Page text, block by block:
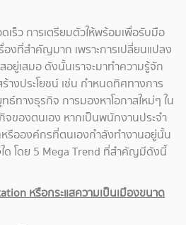
เร็ว การเตรียมตัวให้พร้อมเพื่อรับมือ
องที่สำคัญมาก เพราะการเปลี่ยนแปลง
ยู่เสมอ ดังนั้นเราจะมาทำความรู้จัก
างประโยชน์ เช่น กำหนดทิศทางการ
ทางธุรกิจ การมองหาโอกาสใหม่ๆ ใน
ของตนเอง หากเป็นพนักงานประจำ
รือองค์กรที่ตนเองกำลังทำงานอยู่นั้น
ด โดย 5 Mega Trend ที่สำคัญมีดังนี้
หรือกระแสความเป็นเมืองขนาด